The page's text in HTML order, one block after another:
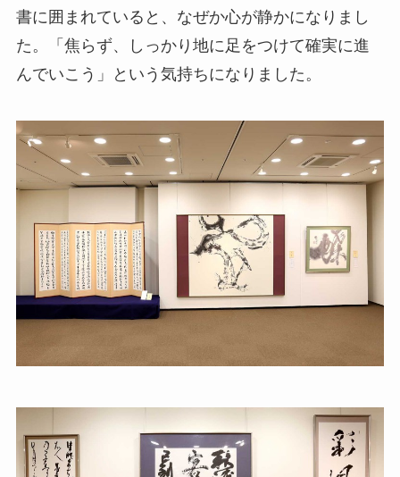
書に囲まれていると、なぜか心が静かになりまし
た。「焦らず、しっかり地に足をつけて確実に進
んでいこう」という気持ちになりました。